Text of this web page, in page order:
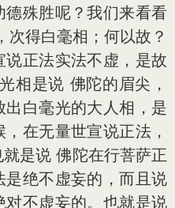
殊胜呢？我们来看看
次得白毫相；何以故？
正法实法不虚，是故
相是说 佛陀的眉尖，
白毫光的大人相，是
在无量世宣说正法，
是说 佛陀在行菩萨正
绝不虚妄的，而且说
不虚妄的。也就是说